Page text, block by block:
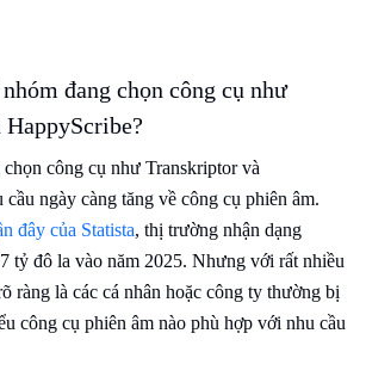
đang chọn công cụ như
công cụ như Transkriptor và
ngày càng tăng về công cụ phiên âm.
đây của Statista, thị trường nhận dạng
tỷ đô la vào năm 2025. Nhưng với rất nhiều
ràng là các cá nhân hoặc công ty thường bị
công cụ phiên âm nào phù hợp với nhu cầu